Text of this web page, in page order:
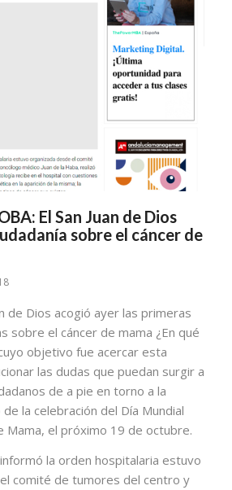
El San Juan de Dios
sobre el cáncer de
de Dios acogió ayer las primeras
sobre el cáncer de mama ¿En qué
objetivo fue acercar esta
las dudas que puedan surgir a
de a pie en torno a la
la celebración del Día Mundial
Mama, el próximo 19 de octubre.
la orden hospitalaria estuvo
comité de tumores del centro y